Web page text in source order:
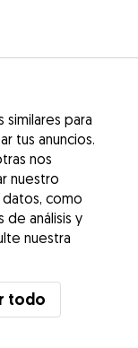
Ver más
para
tus anuncios.
nos
nuestro
como
de análisis y
nuestra
todo